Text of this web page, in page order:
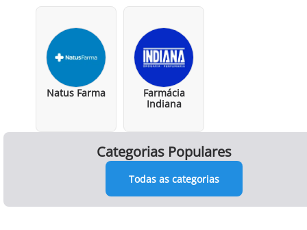
Categorias Populares
Todas as categorias
Natus Farma
Farmácia
Indiana